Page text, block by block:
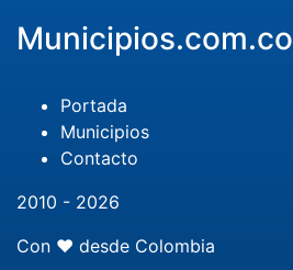
Municipios.com.co
Portada
Municipios
Contacto
2010 - 2026
Con ❤️ desde Colombia